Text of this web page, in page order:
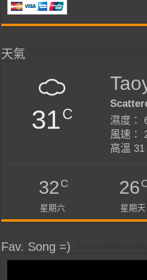
天氣
31C
濕度：
風速：
高溫 31
32C
星期六
26
星期天
Fav. Song =)